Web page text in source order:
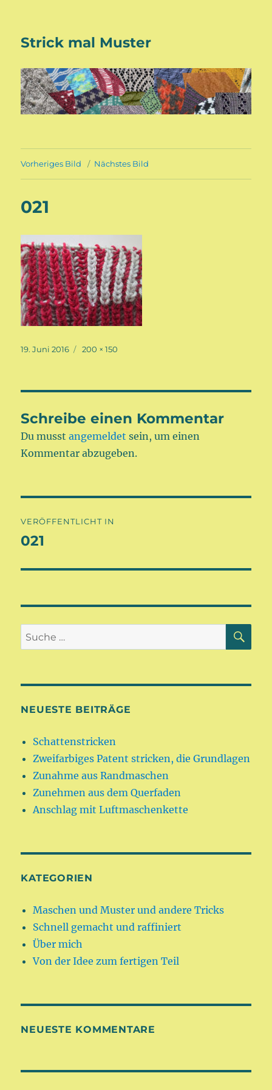
Strick mal Muster
Vorheriges Bild Nächstes Bild
021
Veröffentlicht
19. Juni 2016
Volle
200 × 150
Schreibe einen Kommentar
Du musstangemeldet sein, um einen
Kommentar abzugeben.
VERÖFFENTLICHT IN
021
Suche
nach:
NEUESTE BEITRÄGE
Schattenstricken
Zweifarbiges Patent stricken, die Grundlagen
Zunahme aus Randmaschen
Zunehmen aus dem Querfaden
Anschlag mit Luftmaschenkette
KATEGORIEN
Maschen und Muster und andere Tricks
Schnell gemacht und raffiniert
Über mich
Von der Idee zum fertigen Teil
NEUESTE KOMMENTARE